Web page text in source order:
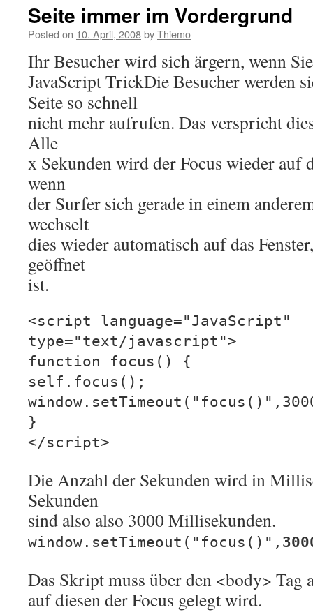
Seite immer im Vordergrund
Posted on 10. April, 2008byThiemo
Ihr Besucher wird sich ärgern, wenn
JavaScript TrickDie Besucher werden
Seite so schnell
nicht mehr aufrufen. Das verspricht
Alle
x Sekunden wird der Focus wieder auf
wenn
der Surfer sich gerade in einem
wechselt
dies wieder automatisch auf das
geöffnet
ist.
<script language="JavaScript"
type="text/javascript">
function focus() {
self.focus();
}
</script>
Die Anzahl der Sekunden wird in
Sekunden
sind also also 3000 Millisekunden.
window.setTimeout("focus()",
Das Skript muss über den <body> Tag
auf diesen der Focus gelegt wird.